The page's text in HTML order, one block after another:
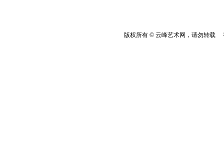
版权所有 © 云峰艺术网，请勿转载